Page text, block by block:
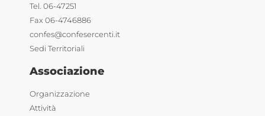
Tel. 06-47251
Fax 06-4746886
confes@confesercenti.it
Sedi Territoriali
Associazione
Organizzazione
Attività